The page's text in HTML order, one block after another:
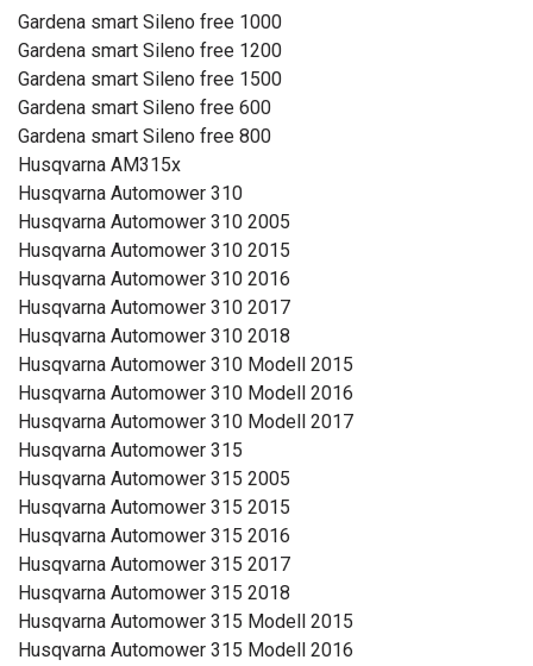
Gardena smart Sileno free 1000
Gardena smart Sileno free 1200
Gardena smart Sileno free 1500
Gardena smart Sileno free 600
Gardena smart Sileno free 800
Husqvarna AM315x
Husqvarna Automower 310
Husqvarna Automower 310 2005
Husqvarna Automower 310 2015
Husqvarna Automower 310 2016
Husqvarna Automower 310 2017
Husqvarna Automower 310 2018
Husqvarna Automower 310 Modell 2015
Husqvarna Automower 310 Modell 2016
Husqvarna Automower 310 Modell 2017
Husqvarna Automower 315
Husqvarna Automower 315 2005
Husqvarna Automower 315 2015
Husqvarna Automower 315 2016
Husqvarna Automower 315 2017
Husqvarna Automower 315 2018
Husqvarna Automower 315 Modell 2015
Husqvarna Automower 315 Modell 2016